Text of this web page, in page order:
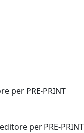
per PRE-PRINT
per PRE-PRINT